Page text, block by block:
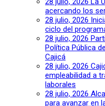
acercando los
28 julio, 2026
ciclo del
28 julio, 2026
Política Pública
Cajicá
28 julio, 2026
empleabilidad a
laborales
28 julio, 2026
para avanzar en